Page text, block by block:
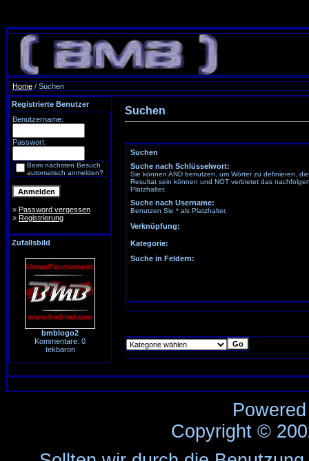
Home / Suchen
Registrierte Benutzer
Benutzername:
Passwort:
Beim nächsten Besuch
automatisch anmelden?
» Password vergessen
» Registrierung
Zufallsbild
bmblogo2
Kommentare: 0
tekbaron
Suchen
Suchen
Suche nach Schlüsselwort:
Sie können AND benutzen, um Wörter zu definieren,
Resultat sein können und NOT verbietet das
Platzhalter.
Suche nach Username:
Benutzen Sie * als Platzhalter.
Verknüpfung:
Kategorie:
Suche in Feldern:
Copyright ©